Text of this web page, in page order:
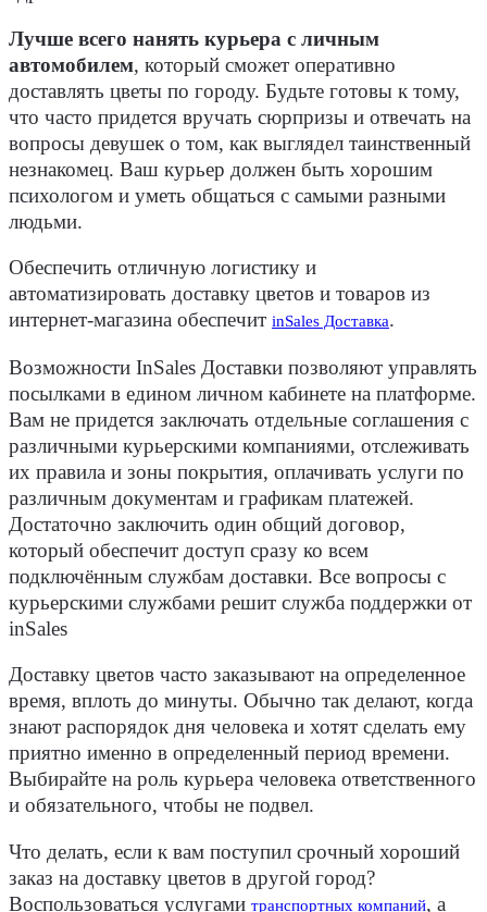
Лучше всего нанять курьера с личным
автомобилем, который сможет оперативно
доставлять цветы по городу. Будьте готовы к тому,
что часто придется вручать сюрпризы и отвечать на
вопросы девушек о том, как выглядел таинственный
незнакомец. Ваш курьер должен быть хорошим
психологом и уметь общаться с самыми разными
людьми.
Обеспечить отличную логистику и
автоматизировать доставку цветов и товаров из
интернет-магазина обеспечит inSales Доставка.
Возможности InSales Доставки позволяют управлять
посылками в едином личном кабинете на платформе.
Вам не придется заключать отдельные соглашения с
различными курьерскими компаниями, отслеживать
их правила и зоны покрытия, оплачивать услуги по
различным документам и графикам платежей.
Достаточно заключить один общий договор,
который обеспечит доступ сразу ко всем
подключённым службам доставки. Все вопросы с
курьерскими службами решит служба поддержки от
inSales
Доставку цветов часто заказывают на определенное
время, вплоть до минуты. Обычно так делают, когда
знают распорядок дня человека и хотят сделать ему
приятно именно в определенный период времени.
Выбирайте на роль курьера человека ответственного
и обязательного, чтобы не подвел.
Что делать, если к вам поступил срочный хороший
заказ на доставку цветов в другой город?
Воспользоваться услугами транспортных компаний, а